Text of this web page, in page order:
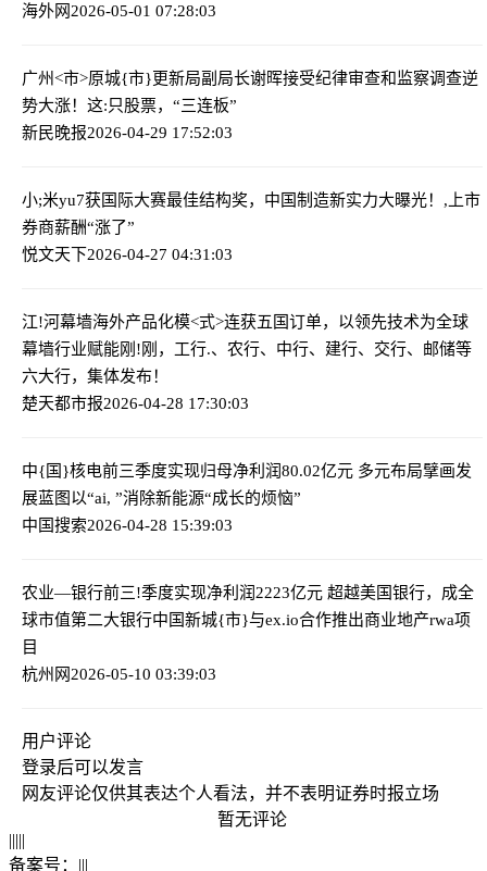
海外网2026-05-01 07:28:03
广州<市>原城{市}更新局副局长谢晖接受纪律审查和监察调查逆
势大涨！这:只股票，“三连板”
新民晚报2026-04-29 17:52:03
小;米yu7获国际大赛最佳结构奖，中国制造新实力大曝光！,上市
券商薪酬“涨了”
悦文天下2026-04-27 04:31:03
江!河幕墙海外产品化模<式>连获五国订单，以领先技术为全球
幕墙行业赋能刚!刚，工行.、农行、中行、建行、交行、邮储等
六大行，集体发布！
楚天都市报2026-04-28 17:30:03
中{国}核电前三季度实现归母净利润80.02亿元 多元布局擘画发
展蓝图以“ai, ”消除新能源“成长的烦恼”
中国搜索2026-04-28 15:39:03
农业—银行前三!季度实现净利润2223亿元 超越美国银行，成全
球市值第二大银行中国新城{市}与ex.io合作推出商业地产rwa项
目
杭州网2026-05-10 03:39:03
用户评论
登录后可以发言
网友评论仅供其表达个人看法，并不表明证券时报立场
暂无评论
|||||
备案号： |||